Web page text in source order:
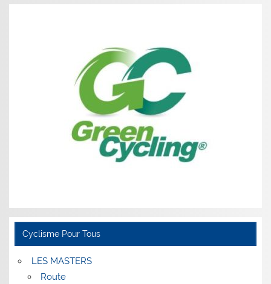
Cyclisme Pour Tous
LES MASTERS
Route